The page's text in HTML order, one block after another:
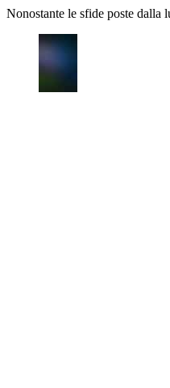
Nonostante le sfide poste dalla